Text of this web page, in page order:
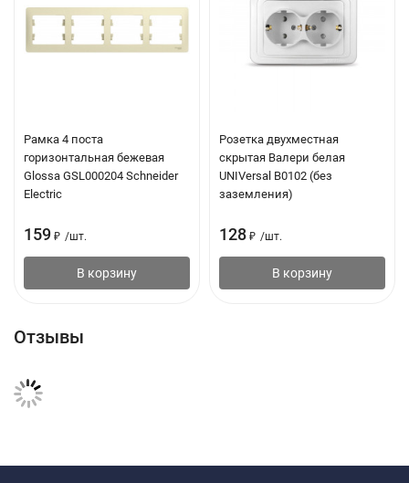
Рамка 4 поста
горизонтальная бежевая
Glossa GSL000204 Schneider
Electric
159 ₽ /шт.
В корзину
Розетка двухместная
скрытая Валери белая
UNIVersal B0102 (без
заземления)
128 ₽ /шт.
В корзину
Отзывы